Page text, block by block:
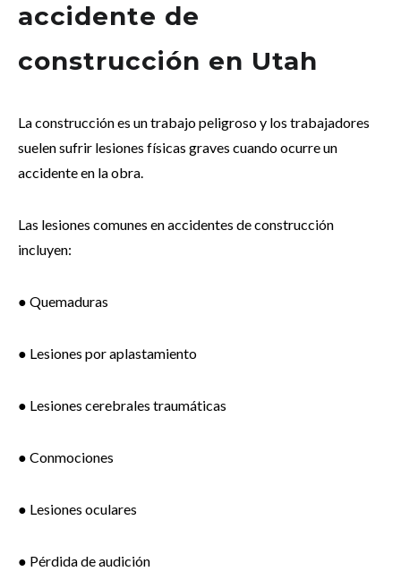
accidente de
construcción en Utah
La construcción es un trabajo peligroso y los trabajadores
suelen sufrir lesiones físicas graves cuando ocurre un
accidente en la obra.
Las lesiones comunes en accidentes de construcción
incluyen:
● Quemaduras
● Lesiones por aplastamiento
● Lesiones cerebrales traumáticas
● Conmociones
● Lesiones oculares
● Pérdida de audición